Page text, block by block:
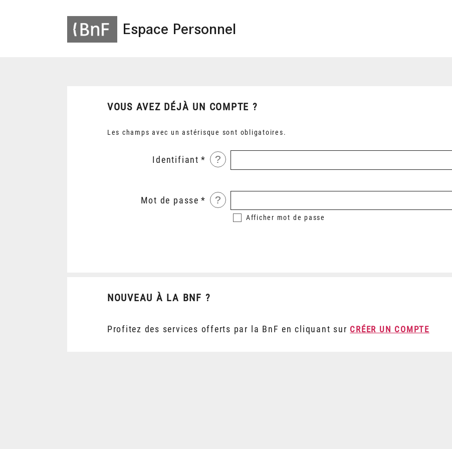
Espace Personnel
VOUS AVEZ DÉJÀ UN COMPTE ?
Les champs avec un astérisque sont obligatoires.
Identifiant ?
Mot de passe ?
Afficher mot de passe
NOUVEAU À LA BNF ?
Profitez des services offerts par la BnF en cliquant sur CRÉER UN COMPTE